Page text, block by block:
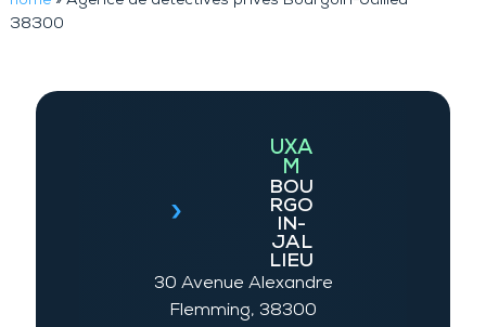
38300
UXA
M
BOU
RGO
IN-
JAL
LIEU
30 Avenue Alexandre
Flemming, 38300